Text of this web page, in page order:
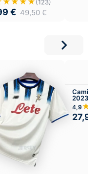
(123)
€ 49,50€
2023-
4,9
27,99